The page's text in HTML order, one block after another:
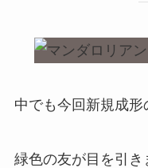
中でも今回新規成形
緑色の友が目を引き